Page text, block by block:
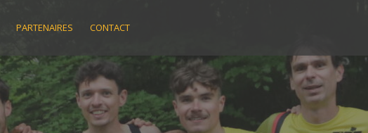
PARTENAIRES CONTACT